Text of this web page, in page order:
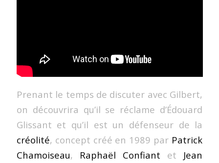
Prenant le temps de discuter avec Gilbert,
on découvrira qu’il se réclame d’Édouard
Glissant et qu’il est un défenseur de la
créolité, concept créé en 1989 par Patrick
Chamoiseau, Raphaël Confiant et Jean